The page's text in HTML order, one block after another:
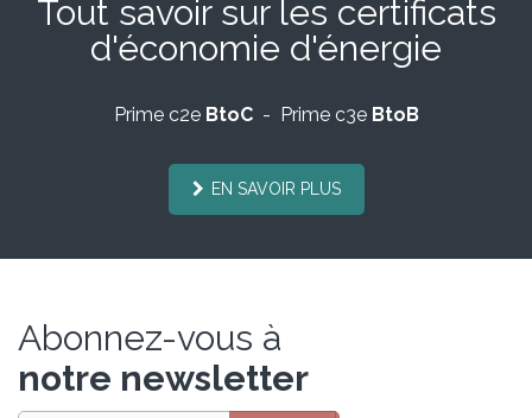
Tout savoir sur les certificats
d'économie d'énergie
Prime c2e BtoC- Prime c3e BtoB
EN SAVOIR PLUS
Abonnez-vous à
notre newsletter